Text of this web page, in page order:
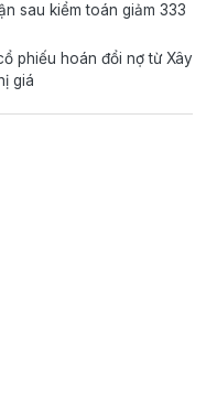
sau kiểm toán giảm 333
phiếu hoán đổi nợ từ Xây
giá